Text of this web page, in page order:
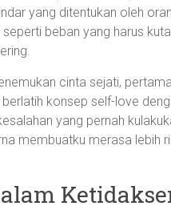
yang ditentukan oleh
beban yang harus
cinta sejati,
konsep self-love
yang pernah
membuatku merasa lebih